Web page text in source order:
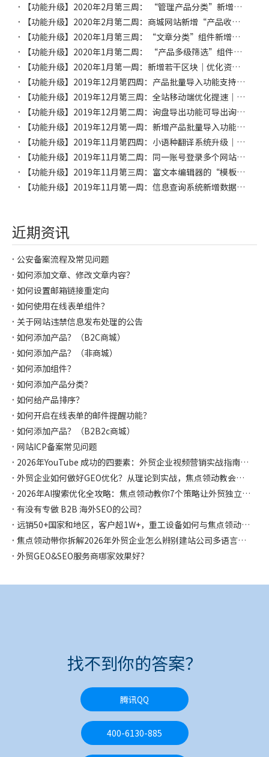
【功能升级】2020年2月第三周： “管理产品分类”新增“批量编辑TKD”功能｜区块新增设置内边距功能｜产品编辑新增“产品私有属性”功能｜“快速导航”组件新增下拉菜单风格
【功能升级】2020年2月第二周：商城网站新增“产品收藏”功能｜“资料库”默认以橱窗风格展示
【功能升级】2020年1月第三周：“文章分类”组件新增“分类选中样式”设置项
【功能升级】2020年1月第二周： “产品多级筛选”组件风格6增加“默认收起 ”、“全部展开”功能｜“快速联系”组件新增一种风格
【功能升级】2020年1月第一周：新增若干区块｜优化资料库加载loading状态的处理逻辑｜优化英文以及小语种站点关键词聚合页面URL生成逻辑
【功能升级】2019年12月第四周：产品批量导入功能支持自定义字段的导入｜商城“货币汇率管理”功能新增“捷克克朗CZK”币种｜“下载列表”组件新增风格
【功能升级】2019年12月第三周：全站移动端优化提速｜新增移动端组件&区块隐藏功能｜新增“芬兰语”小语种网站｜“快速联系”组件新增支持Line、Zalo、VK
【功能升级】2019年12月第二周：询盘导出功能可导出询盘详细信息｜按钮、链接、图片等组件“弹窗表单” 功能新增“选择成功跳转页”设置项
【功能升级】2019年12月第一周：新增产品批量导入功能｜新增“希腊语”小语种网站｜“快速联系”组件增加一种风格
【功能升级】2019年11月第四周：小语种翻译系统升级｜新增若干区块
【功能升级】2019年11月第二周：同一账号登录多个网站后台时新增弹窗提醒功能｜组件应用至其他页面后新增删除提醒功能
【功能升级】2019年11月第三周：富文本编辑器的“模板”功能新增一行多列的图文排版
【功能升级】2019年11月第一周：信息查询系统新增数据批量导入功能｜新增若干区块
近期资讯
公安备案流程及常见问题
如何添加文章、修改文章内容？
如何设置邮箱链接重定向
如何使用在线表单组件？
关于网站违禁信息发布处理的公告
如何添加产品？（B2C商城）
如何添加产品？（非商城）
如何添加组件？
如何添加产品分类？
如何给产品排序？
如何开启在线表单的邮件提醒功能？
如何添加产品？（B2B2c商城）
网站ICP备案常见问题
2026年YouTube 成功的四要素：外贸企业视频营销实战指南，焦点领动都帮你整理好啦
外贸企业如何做好GEO优化？从理论到实战，焦点领动教会你如何让AI主动推荐你！
2026年AI搜索优化全攻略：焦点领动教你7个策略让外贸独立站在AI时代抢占流量先机
有没有专做 B2B 海外SEO的公司？
远销50+国家和地区，客户超1W+，重工设备如何与焦点领动合作独立站突破获客困局，斩获千万海外订单！
焦点领动带你拆解2026年外贸企业怎么辨别建站公司多语言是否专业？怎么选择？
外贸GEO&SEO服务商哪家效果好？
找不到你的答案？
腾讯QQ
400-6130-885